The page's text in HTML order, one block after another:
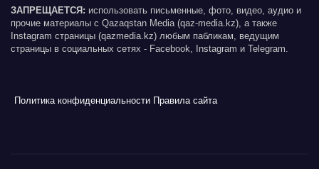
ЗАПРЕЩАЕТСЯ: использовать письменные, фото, видео, аудио и
прочие материалы с Qazaqstan Media (qaz-media.kz), а также
Instagram страницы (qazmedia.kz) любым пабликам, ведущим
страницы в социальных сетях - Facebook, Instagram и Telegram.
Политика конфиденциальности Правила сайта